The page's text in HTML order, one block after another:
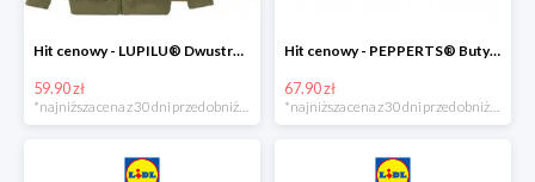
Hit cenowy - LUPILU® Dwustronna kurtka dziecięca z polarem
59.90 zł
*najniższa cena z 30 dni przed obniżką
Hit cenowy - PEPPERTS® Buty zimowe chłopięce
67.90 zł
*najniższa cena z 30 dni przed obniżką